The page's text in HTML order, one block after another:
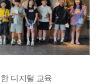
디지털 교육